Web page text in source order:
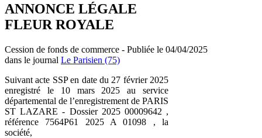
ANNONCE LÉGALE
FLEUR ROYALE
Cession de fonds de commerce - Publiée le 04/04/2025
dans le journal Le Parisien (75)
Suivant acte SSP en date du 27 février 2025
enregistré le 10 mars 2025 au service
départemental de l’enregistrement de PARIS
ST LAZARE - Dossier 2025 00009642 ,
référence 7564P61 2025 A 01098 , la
société,